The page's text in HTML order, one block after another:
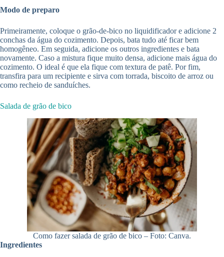
Modo de preparo
Primeiramente, coloque o grão-de-bico no liquidificador e adicione 2
conchas da água do cozimento. Depois, bata tudo até ficar bem
homogêneo. Em seguida, adicione os outros ingredientes e bata
novamente. Caso a mistura fique muito densa, adicione mais água do
cozimento. O ideal é que ela fique com textura de patê. Por fim,
transfira para um recipiente e sirva com torrada, biscoito de arroz ou
como recheio de sanduíches.
Salada de grão de bico
Como fazer salada de grão de bico – Foto: Canva.
Ingredientes